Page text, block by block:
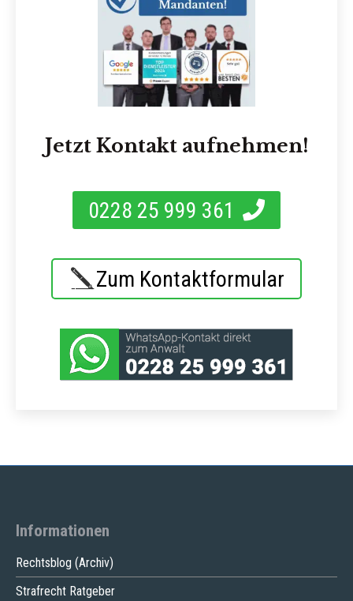
Jetzt Kontakt aufnehmen!
0228 25 999 361
Zum Kontaktformular
Informationen
Rechtsblog (Archiv)
Strafrecht Ratgeber